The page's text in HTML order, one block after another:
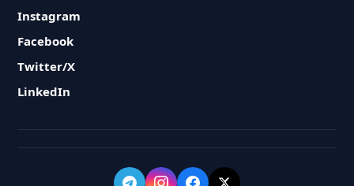
Instagram
Facebook
Twitter/X
LinkedIn